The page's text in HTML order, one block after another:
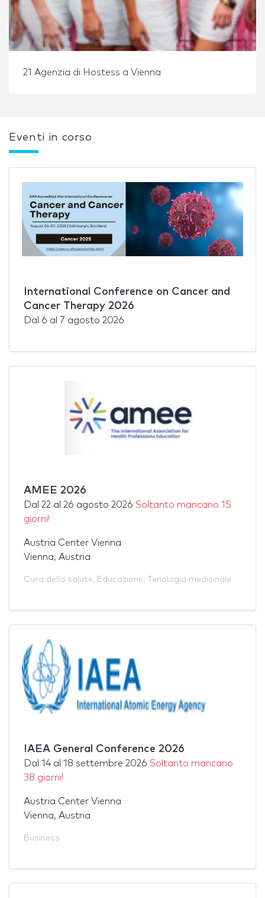
21 Agenzia di Hostess a Vienna
Eventi in corso
International Conference on Cancer and
Cancer Therapy 2026
Dal 6 al 7 agosto 2026
AMEE 2026
Dal 22 al 26 agosto 2026 Soltanto mancano 15
giorni!
Austria Center Vienna
Vienna, Austria
Cura della salute, Educazione, Tenologia medicinale
IAEA General Conference 2026
Dal 14 al 18 settembre 2026 Soltanto mancano
38 giorni!
Austria Center Vienna
Vienna, Austria
Business